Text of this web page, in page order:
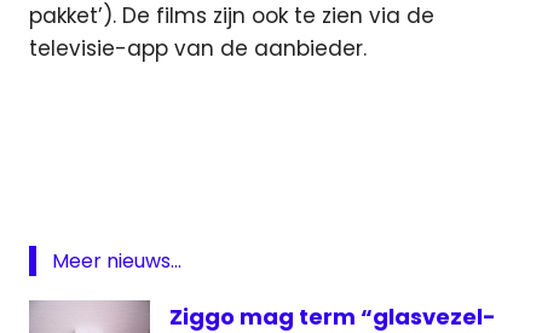
pakket’). De films zijn ook te zien via de
televisie-app van de aanbieder.
Meer nieuws...
Ziggo mag term “glasvezel-